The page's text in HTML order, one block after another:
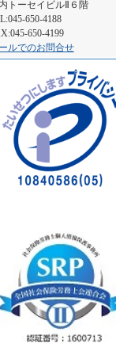
トーセイビルⅡ６階
650-4188
650-4199
ルでのお問合せ